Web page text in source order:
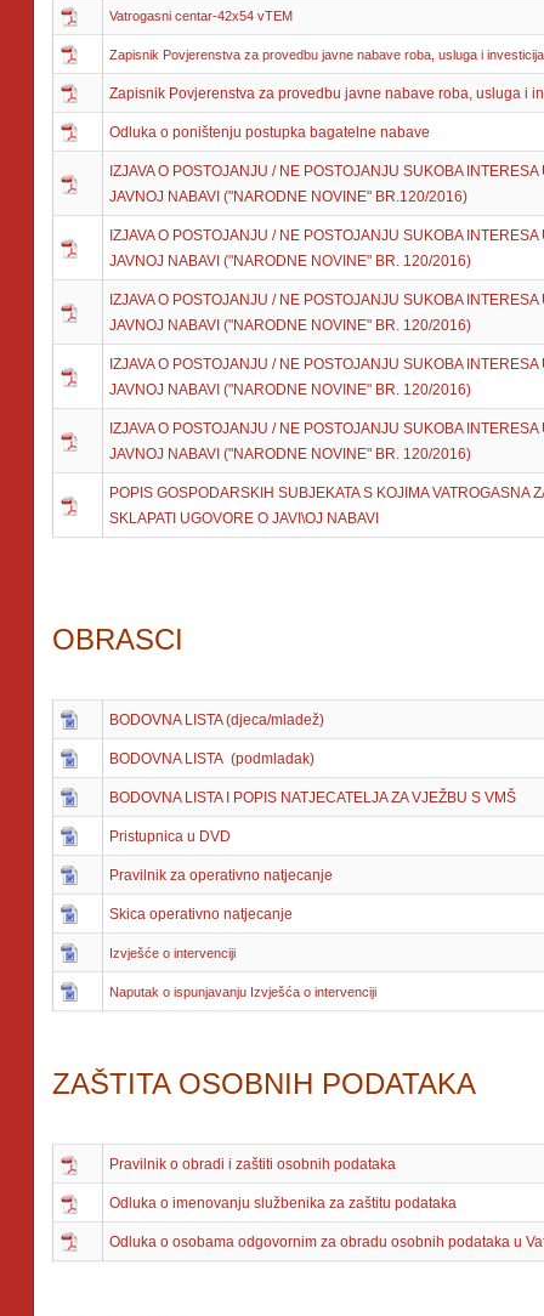
Vatrogasni centar-42x54 vTEM
Zapisnik Povjerenstva za provedbu javne nabave roba, usluga i
Zapisnik Povjerenstva za provedbu javne nabave roba, usluga i
Odluka o poništenju postupka bagatelne nabave
IZJAVA O POSTOJANJU / NE POSTOJANJU SUKOBA
JAVNOJ NABAVI ("NARODNE NOVINE" BR.120/2016)
IZJAVA O POSTOJANJU / NE POSTOJANJU SUKOBA
JAVNOJ NABAVI ("NARODNE NOVINE" BR. 120/2016)
IZJAVA O POSTOJANJU / NE POSTOJANJU SUKOBA
JAVNOJ NABAVI ("NARODNE NOVINE" BR. 120/2016)
IZJAVA O POSTOJANJU / NE POSTOJANJU SUKOBA
JAVNOJ NABAVI ("NARODNE NOVINE" BR. 120/2016)
IZJAVA O POSTOJANJU / NE POSTOJANJU SUKOBA
JAVNOJ NABAVI ("NARODNE NOVINE" BR. 120/2016)
POPIS GOSPODARSKIH SUBJEKATA S KOJIMA VATROGASNA
SKLAPATI UGOVORE O JAVI\OJ NABAVI
OBRASCI
BODOVNA LISTA (djeca/mladež)
BODOVNA LISTA (podmladak)
BODOVNA LISTA I POPIS NATJECATELJA ZA VJEŽBU S VMŠ
Pristupnica u DVD
Pravilnik za operativno natjecanje
Skica operativno natjecanje
Izvješće o intervenciji
Naputak o ispunjavanju Izvješća o intervenciji
ZAŠTITA OSOBNIH PODATAKA
Pravilnik o obradi i zaštiti osobnih podataka
Odluka o imenovanju službenika za zaštitu podataka
Odluka o osobama odgovornim za obradu osobnih podataka u